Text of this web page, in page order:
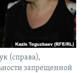
(справа),
запрещенной